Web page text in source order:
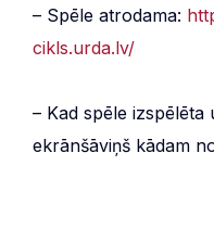
– Spēle atrodama:
cikls.urda.lv/
– Kad spēle izspēlēta
ekrānšāviņš kādam